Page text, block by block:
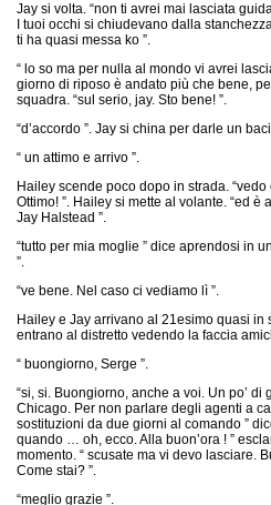
Jay si volta. “non ti avrei mai lasciata
I tuoi occhi si chiudevano dalla
ti ha quasi messa ko ”.
“ lo so ma per nulla al mondo vi avrei
giorno di riposo è andato più che bene,
squadra. “sul serio, jay. Sto bene! ”.
“d’accordo ”. Jay si china per darle un
“ un attimo e arrivo ”.
Hailey scende poco dopo in strada.
Ottimo! ”. Hailey si mette al volante. “ed
Jay Halstead ”.
“tutto per mia moglie ” dice aprendosi in
”.
“ve bene. Nel caso ci vediamo lì ”.
Hailey e Jay arrivano al 21esimo quasi
entrano al distretto vedendo la faccia
“ buongiorno, Serge ”.
“si, si. Buongiorno, anche a voi. Un po’
Chicago. Per non parlare degli agenti a
sostituzioni da due giorni al comando ”
quando … oh, ecco. Alla buon’ora ! ”
momento. “ scusate ma vi devo lasciare.
Come stai? ”.
“meglio grazie ”.